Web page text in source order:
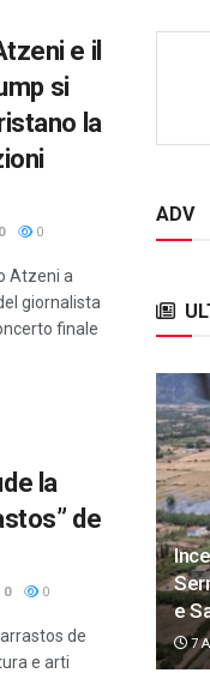
e il
si
la
0 0
Atzeni a
giornalista
finale
la
de
0 0
de
e arti
ADV
e
7